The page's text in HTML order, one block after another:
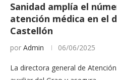
Sanidad amplía el
atención médica en el
Castellón
por Admin 06/06/2025
La directora general de